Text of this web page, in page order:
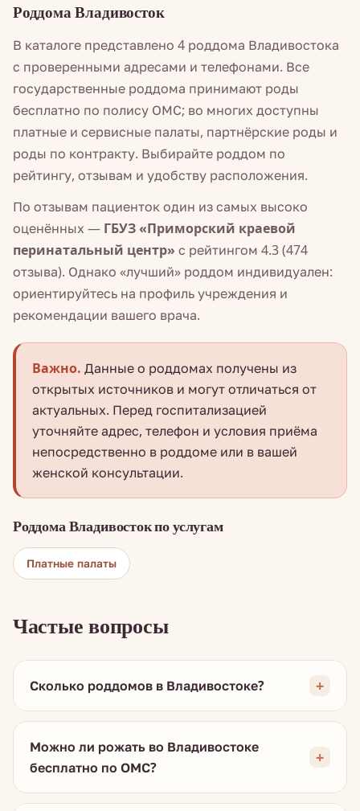
Роддома Владивосток
В каталоге представлено 4 роддома Владивостока
с проверенными адресами и телефонами. Все
государственные роддома принимают роды
бесплатно по полису ОМС; во многих доступны
платные и сервисные палаты, партнёрские роды и
роды по контракту. Выбирайте роддом по
рейтингу, отзывам и удобству расположения.
По отзывам пациенток один из самых высоко
оценённых — ГБУЗ «Приморский краевой
перинатальный центр» с рейтингом 4.3 (474
отзыва). Однако «лучший» роддом индивидуален:
ориентируйтесь на профиль учреждения и
рекомендации вашего врача.
Важно. Данные о роддомах получены из
открытых источников и могут отличаться от
актуальных. Перед госпитализацией
уточняйте адрес, телефон и условия приёма
непосредственно в роддоме или в вашей
женской консультации.
Роддома Владивосток по услугам
Платные палаты
Частые вопросы
Сколько роддомов в Владивостоке?
Можно ли рожать во Владивостоке
бесплатно по ОМС?